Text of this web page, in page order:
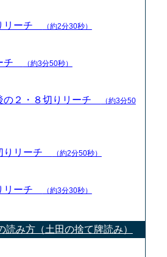
リーチ （約2分30秒）
チ （約3分50秒）
の２・８切りリーチ
（約3分50
りリーチ （約2分50秒）
リーチ （約3分30秒）
読み方（土田の捨て牌読み）